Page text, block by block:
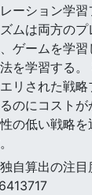
ーション学
ムは両方の
ゲームを学習
を学習する
リされた戦
のにコスト
の低い戦略を
自算出の注目